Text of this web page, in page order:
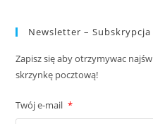
Newsletter – Subskrypcja
Zapisz się aby otrzymywac
skrzynkę pocztową!
Twój e-mail *